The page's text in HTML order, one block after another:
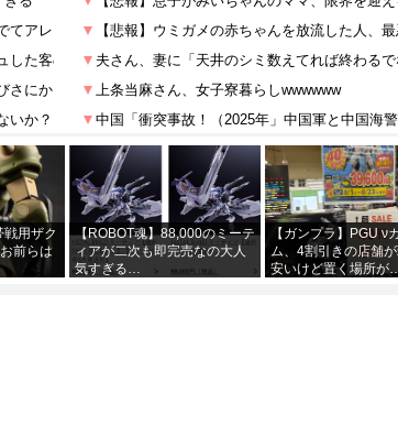
戦用ザク
前らは
【ROBOT魂】88,000のミーテ
ィアが二次も即完売なの大人
気すぎる…
【ガンプラ】PGU ν
ム、4割引きの店舗
安いけど置く場所が…